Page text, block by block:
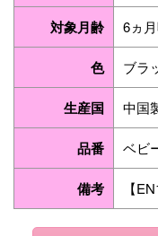
対象月齢 6ヵ
色 ブラ
生産国 中国
品番 ベビ
備考 【